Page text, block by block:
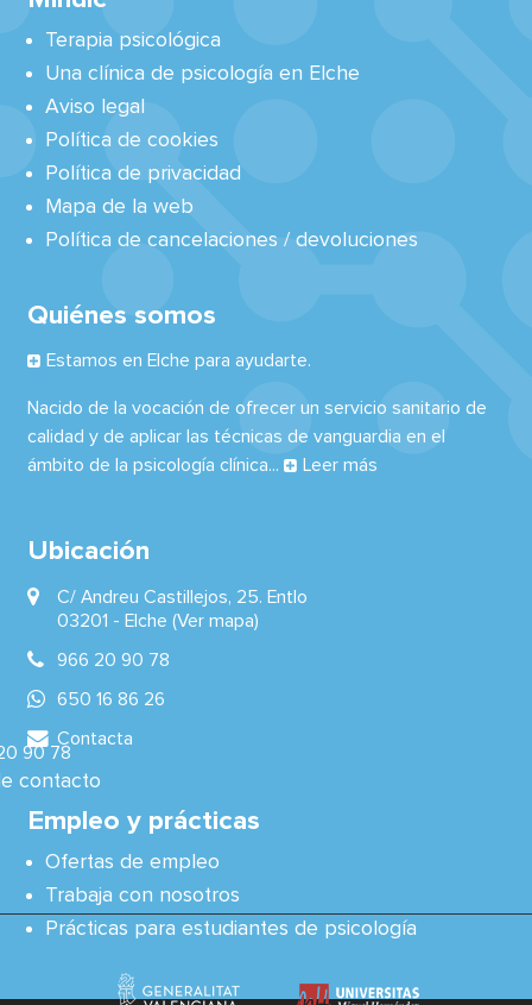
Terapia psicológica
Una clínica de psicología en Elche
Aviso legal
Política de cookies
Política de privacidad
Mapa de la web
Política de cancelaciones / devoluciones
Quiénes somos
Estamos en Elche para ayudarte.
Nacido de la vocación de ofrecer un servicio sanitario de
calidad y de aplicar las técnicas de vanguardia en el
ámbito de la psicología clínica...
Leer más
Ubicación
C/ Andreu Castillejos, 25. Entlo
03201 -Elche (Ver mapa)
966 20 90 78
650 16 86 26
Contacta
Empleo y prácticas
Ofertas de empleo
Trabaja con nosotros
Prácticas para estudiantes de psicología
90 78
contacto